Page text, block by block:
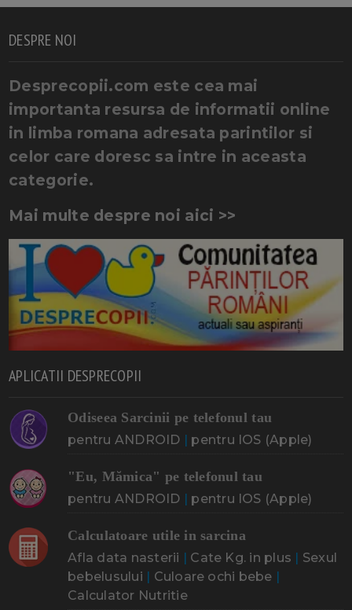
DESPRE NOI
Desprecopii.com este cea mai
importanta resursa de informatii online
in limba romana adresata parintilor si
celor care doresc sa intre in aceasta
categorie.
Mai multe despre noi aici >>
APLICATII DESPRECOPII
Odiseea Sarcinii pe telefonul tau
pentru ANDROID | pentru IOS (Apple)
"Eu, Mămica" pe telefonul tau
pentru ANDROID | pentru IOS (Apple)
Calculatoare utile in sarcina
Afla data nasterii | Cate Kg. in plus | Sexul
bebelusului | Culoare ochi bebe |
Calculator Nutritie